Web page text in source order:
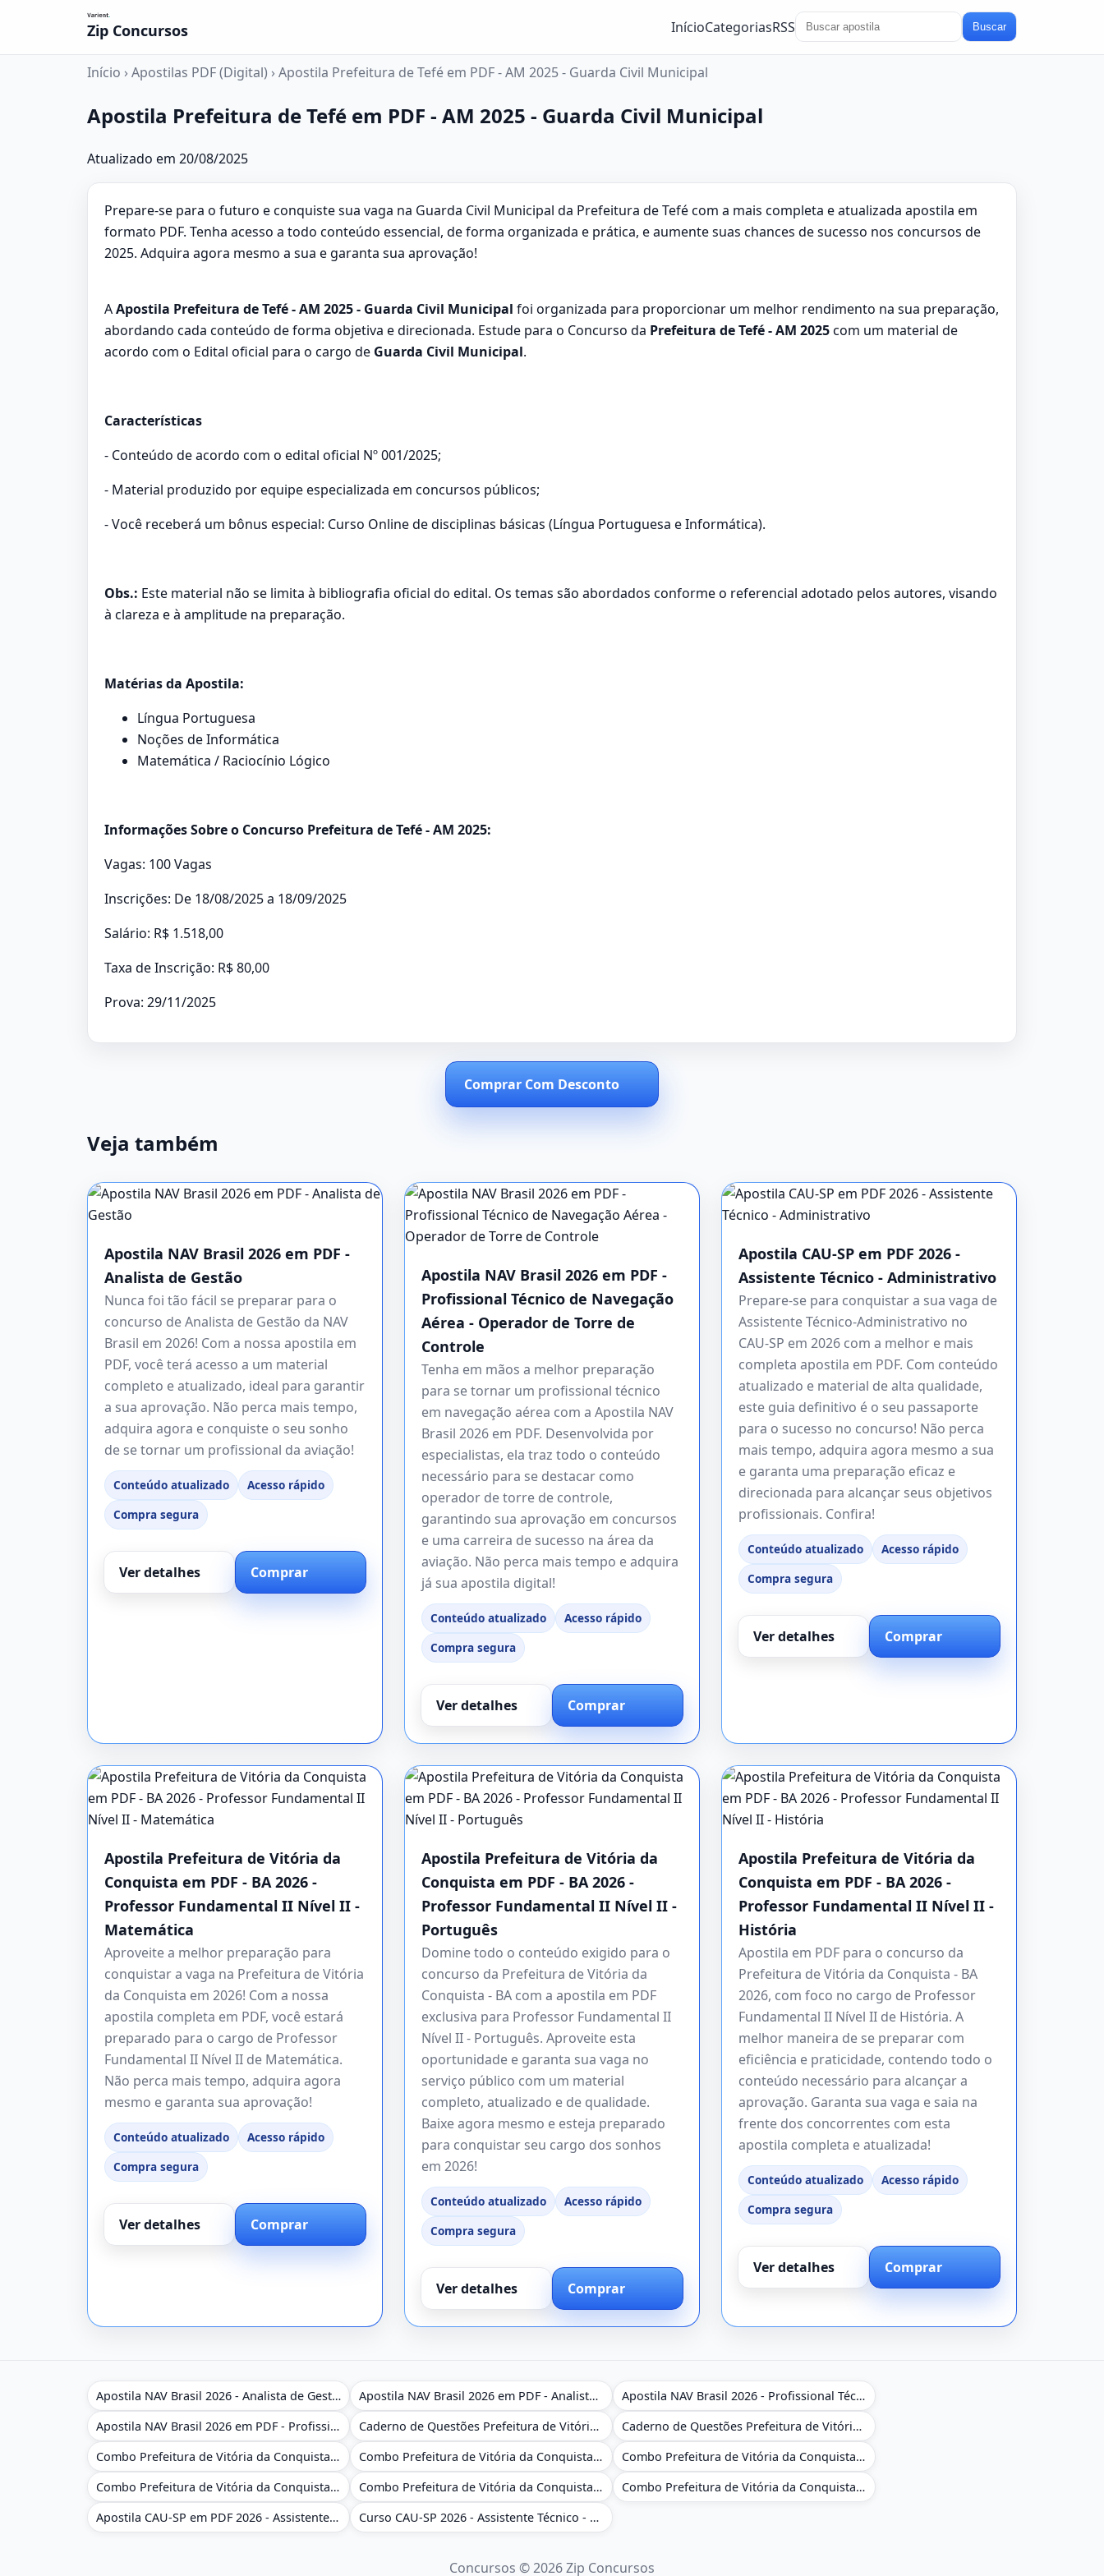
Zip Concursos InícioCategoriasRSS Buscar
Início › Apostilas PDF (Digital) › Apostila Prefeitura de Tefé em PDF - AM 2025 - Guarda Civil Municipal
Apostila Prefeitura de Tefé em PDF - AM 2025 - Guarda Civil Municipal
Atualizado em 20/08/2025
Prepare-se para o futuro e conquiste sua vaga na Guarda Civil Municipal da Prefeitura de Tefé com a mais completa e atualizada apostila em
formato PDF. Tenha acesso a todo conteúdo essencial, de forma organizada e prática, e aumente suas chances de sucesso nos concursos de
2025. Adquira agora mesmo a sua e garanta sua aprovação!
AApostila Prefeitura de Tefé - AM 2025 - Guarda Civil Municipal foi organizada para proporcionar um melhor rendimento na sua preparação,
abordando cada conteúdo de forma objetiva e direcionada. Estude para o Concurso da Prefeitura de Tefé - AM 2025com um material de
acordo com o Edital oficial para o cargo de Guarda Civil Municipal.
Características
- Conteúdo de acordo com o edital oficial Nº 001/2025;
- Material produzido por equipe especializada em concursos públicos;
- Você receberá um bônus especial: Curso Online de disciplinas básicas (Língua Portuguesa e Informática).
Obs.: Este material não se limita à bibliografia oficial do edital. Os temas são abordados conforme o referencial adotado pelos autores, visando
à clareza e à amplitude na preparação.
Matérias da Apostila:
Língua Portuguesa
Noções de Informática
Matemática / Raciocínio Lógico
Informações Sobre o Concurso Prefeitura de Tefé - AM 2025:
Vagas: 100 Vagas
Inscrições: De 18/08/2025 a 18/09/2025
Salário: R$ 1.518,00
Taxa de Inscrição: R$ 80,00
Prova: 29/11/2025
Comprar Com Desconto
Veja também
Apostila NAV Brasil 2026 em PDF -
Analista de Gestão
Nunca foi tão fácil se preparar para o
concurso de Analista de Gestão da NAV
Brasil em 2026! Com a nossa apostila em
PDF, você terá acesso a um material
completo e atualizado, ideal para garantir
a sua aprovação. Não perca mais tempo,
adquira agora e conquiste o seu sonho
de se tornar um profissional da aviação!
Conteúdo atualizado
Acesso rápido
Compra segura
Ver detalhes Comprar
Apostila NAV Brasil 2026 em PDF -
Profissional Técnico de Navegação
Aérea - Operador de Torre de
Controle
Tenha em mãos a melhor preparação
para se tornar um profissional técnico
em navegação aérea com a Apostila NAV
Brasil 2026 em PDF. Desenvolvida por
especialistas, ela traz todo o conteúdo
necessário para se destacar como
operador de torre de controle,
garantindo sua aprovação em concursos
e uma carreira de sucesso na área da
aviação. Não perca mais tempo e adquira
já sua apostila digital!
Conteúdo atualizado
Acesso rápido
Compra segura
Ver detalhes Comprar
Apostila CAU-SP em PDF 2026 -
Assistente Técnico - Administrativo
Prepare-se para conquistar a sua vaga de
Assistente Técnico-Administrativo no
CAU-SP em 2026 com a melhor e mais
completa apostila em PDF. Com conteúdo
atualizado e material de alta qualidade,
este guia definitivo é o seu passaporte
para o sucesso no concurso! Não perca
mais tempo, adquira agora mesmo a sua
e garanta uma preparação eficaz e
direcionada para alcançar seus objetivos
profissionais. Confira!
Conteúdo atualizado
Acesso rápido
Compra segura
Ver detalhes Comprar
Apostila Prefeitura de Vitória da
Conquista em PDF - BA 2026 -
Professor Fundamental II Nível II -
Matemática
Aproveite a melhor preparação para
conquistar a vaga na Prefeitura de Vitória
da Conquista em 2026! Com a nossa
apostila completa em PDF, você estará
preparado para o cargo de Professor
Fundamental II Nível II de Matemática.
Não perca mais tempo, adquira agora
mesmo e garanta sua aprovação!
Conteúdo atualizado
Acesso rápido
Compra segura
Ver detalhes Comprar
Apostila Prefeitura de Vitória da
Conquista em PDF - BA 2026 -
Professor Fundamental II Nível II -
Português
Domine todo o conteúdo exigido para o
concurso da Prefeitura de Vitória da
Conquista - BA com a apostila em PDF
exclusiva para Professor Fundamental II
Nível II - Português. Aproveite esta
oportunidade e garanta sua vaga no
serviço público com um material
completo, atualizado e de qualidade.
Baixe agora mesmo e esteja preparado
para conquistar seu cargo dos sonhos
em 2026!
Conteúdo atualizado
Acesso rápido
Compra segura
Ver detalhes Comprar
Apostila Prefeitura de Vitória da
Conquista em PDF - BA 2026 -
Professor Fundamental II Nível II -
História
Apostila em PDF para o concurso da
Prefeitura de Vitória da Conquista - BA
2026, com foco no cargo de Professor
Fundamental II Nível II de História. A
melhor maneira de se preparar com
eficiência e praticidade, contendo todo o
conteúdo necessário para alcançar a
aprovação. Garanta sua vaga e saia na
frente dos concorrentes com esta
apostila completa e atualizada!
Conteúdo atualizado
Acesso rápido
Compra segura
Ver detalhes Comprar
Apostila NAV Brasil 2026 - Analista de Gestão Apostila NAV Brasil 2026 em PDF - Analista de Gestão
Apostila NAV Brasil 2026 - Profissional Técnico de Navegação Aérea - Operador de Torre de Controle
Apostila NAV Brasil 2026 em PDF - Profissional Técnico de Navegação Aérea - Operador de Torre de Controle
Caderno de Questões Prefeitura de Vitória da Conquista - BA - Conhecimentos Gerais - 450 Questões Gabaritadas
Caderno de Questões Prefeitura de Vitória da Conquista em PDF - BA - Conhecimentos Gerais - 450 Questões Gabaritadas
Combo Prefeitura de Vitória da Conquista - BA 2026 - Monitor Escolar (Educação Infantil e Cobertura das AC'S)
Combo Prefeitura de Vitória da Conquista - BA 2026 - Monitor Escolar (Educação Infantil e Cobertura das AC'S)
Combo Prefeitura de Vitória da Conquista - BA 2026 - Monitor Escolar (Suporte às Crianças com Deficiência)
Combo Prefeitura de Vitória da Conquista - BA 2026 - Monitor Escolar (Suporte às Crianças com Deficiência)
Combo Prefeitura de Vitória da Conquista - BA 2026 - Pedagogo - Zona Urbana e/ou Rural
Combo Prefeitura de Vitória da Conquista - BA 2026 - Pedagogo - Zona Urbana e/ou Rural
Apostila CAU-SP em PDF 2026 - Assistente Técnico - Administrativo
Curso CAU-SP 2026 - Assistente Técnico - Administrativo e Administrativo Regional
Concursos © 2026 Zip Concursos